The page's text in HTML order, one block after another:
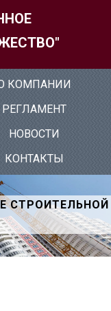
КОМ­ПА­НИИ
РЕГ­ЛА­МЕНТ
НО­ВОС­ТИ
КОН­ТАКТЫ
СТРОИТЕЛЬНОЙ